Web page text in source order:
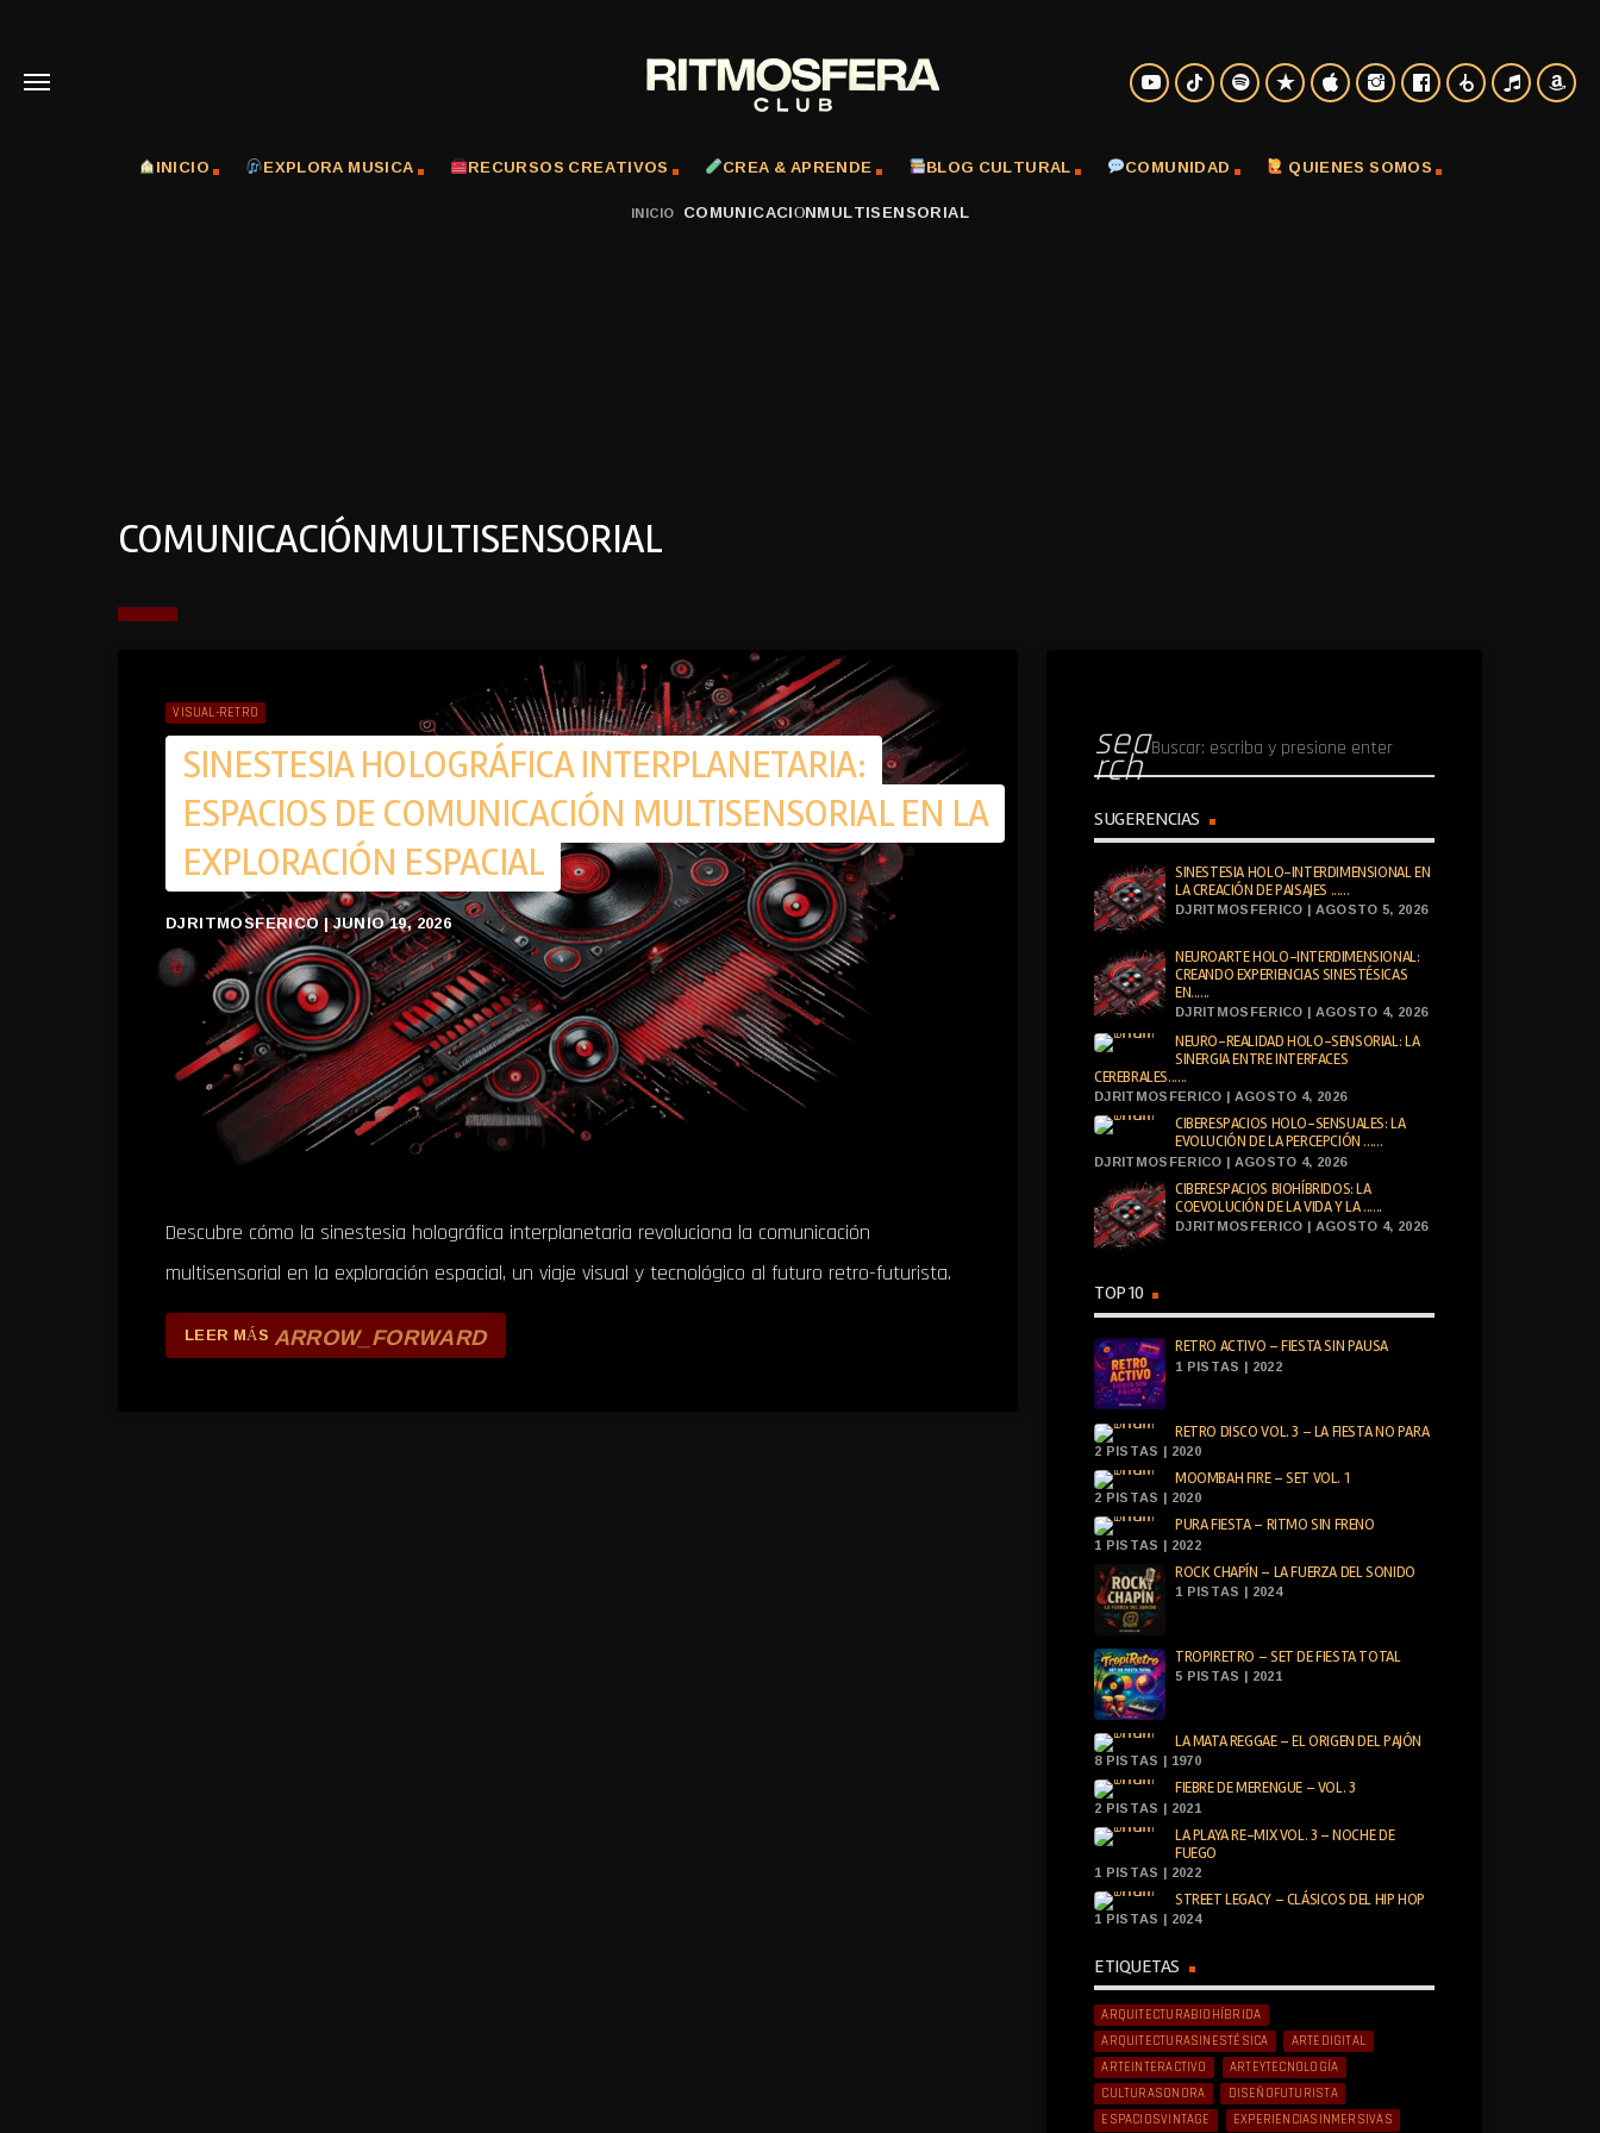
INICIO EXPLORA MUSICA RECURSOS CREATIVOS CREA & APRENDE BLOG CULTURAL COMUNIDAD QUIENES SOMOS
INICIO COMUNICACIÓNMULTISENSORIAL
COMUNICACIÓNMULTISENSORIAL
VISUAL-RETRO
SINESTESIA HOLOGRÁFICA INTERPLANETARIA:
ESPACIOS DE COMUNICACIÓN MULTISENSORIAL EN LA
EXPLORACIÓN ESPACIAL
DJRITMOSFERICO | JUNIO 19, 2026
Descubre cómo la sinestesia holográfica interplanetaria revoluciona la comunicación
multisensorial en la exploración espacial, un viaje visual y tecnológico al futuro retro-futurista.
LEER MÁS ARROW_FORWARD
sea
rch
SUGERENCIAS
SINESTESIA HOLO-INTERDIMENSIONAL EN
LA CREACIÓN DE PAISAJES ......
DJRITMOSFERICO | AGOSTO 5, 2026
NEUROARTE HOLO-INTERDIMENSIONAL:
CREANDO EXPERIENCIAS SINESTÉSICAS
EN......
DJRITMOSFERICO | AGOSTO 4, 2026
NEURO-REALIDAD HOLO-SENSORIAL: LA
SINERGIA ENTRE INTERFACES
CEREBRALES......
DJRITMOSFERICO | AGOSTO 4, 2026
CIBERESPACIOS HOLO-SENSUALES: LA
EVOLUCIÓN DE LA PERCEPCIÓN ......
DJRITMOSFERICO | AGOSTO 4, 2026
CIBERESPACIOS BIOHÍBRIDOS: LA
COEVOLUCIÓN DE LA VIDA Y LA ......
DJRITMOSFERICO | AGOSTO 4, 2026
TOP 10
RETRO ACTIVO – FIESTA SIN PAUSA
1 PISTAS | 2022
RETRO DISCO VOL. 3 – LA FIESTA NO PARA
2 PISTAS | 2020
MOOMBAH FIRE – SET VOL. 1
2 PISTAS | 2020
PURA FIESTA – RITMO SIN FRENO
1 PISTAS | 2022
ROCK CHAPÍN – LA FUERZA DEL SONIDO
1 PISTAS | 2024
TROPIRETRO – SET DE FIESTA TOTAL
5 PISTAS | 2021
LA MATA REGGAE – EL ORIGEN DEL PAJÓN
8 PISTAS | 1970
FIEBRE DE MERENGUE – VOL. 3
2 PISTAS | 2021
LA PLAYA RE-MIX VOL. 3 – NOCHE DE
FUEGO
1 PISTAS | 2022
STREET LEGACY – CLÁSICOS DEL HIP HOP
1 PISTAS | 2024
ETIQUETAS
ARQUITECTURABIOHÍBRIDA
ARQUITECTURASINESTÉSICA
ARTEDIGITAL
ARTEINTERACTIVO
ARTEYTECNOLOGÍA
CULTURASONORA
DISEÑOFUTURISTA
ESPACIOSVINTAGE
EXPERIENCIASINMERSIVAS